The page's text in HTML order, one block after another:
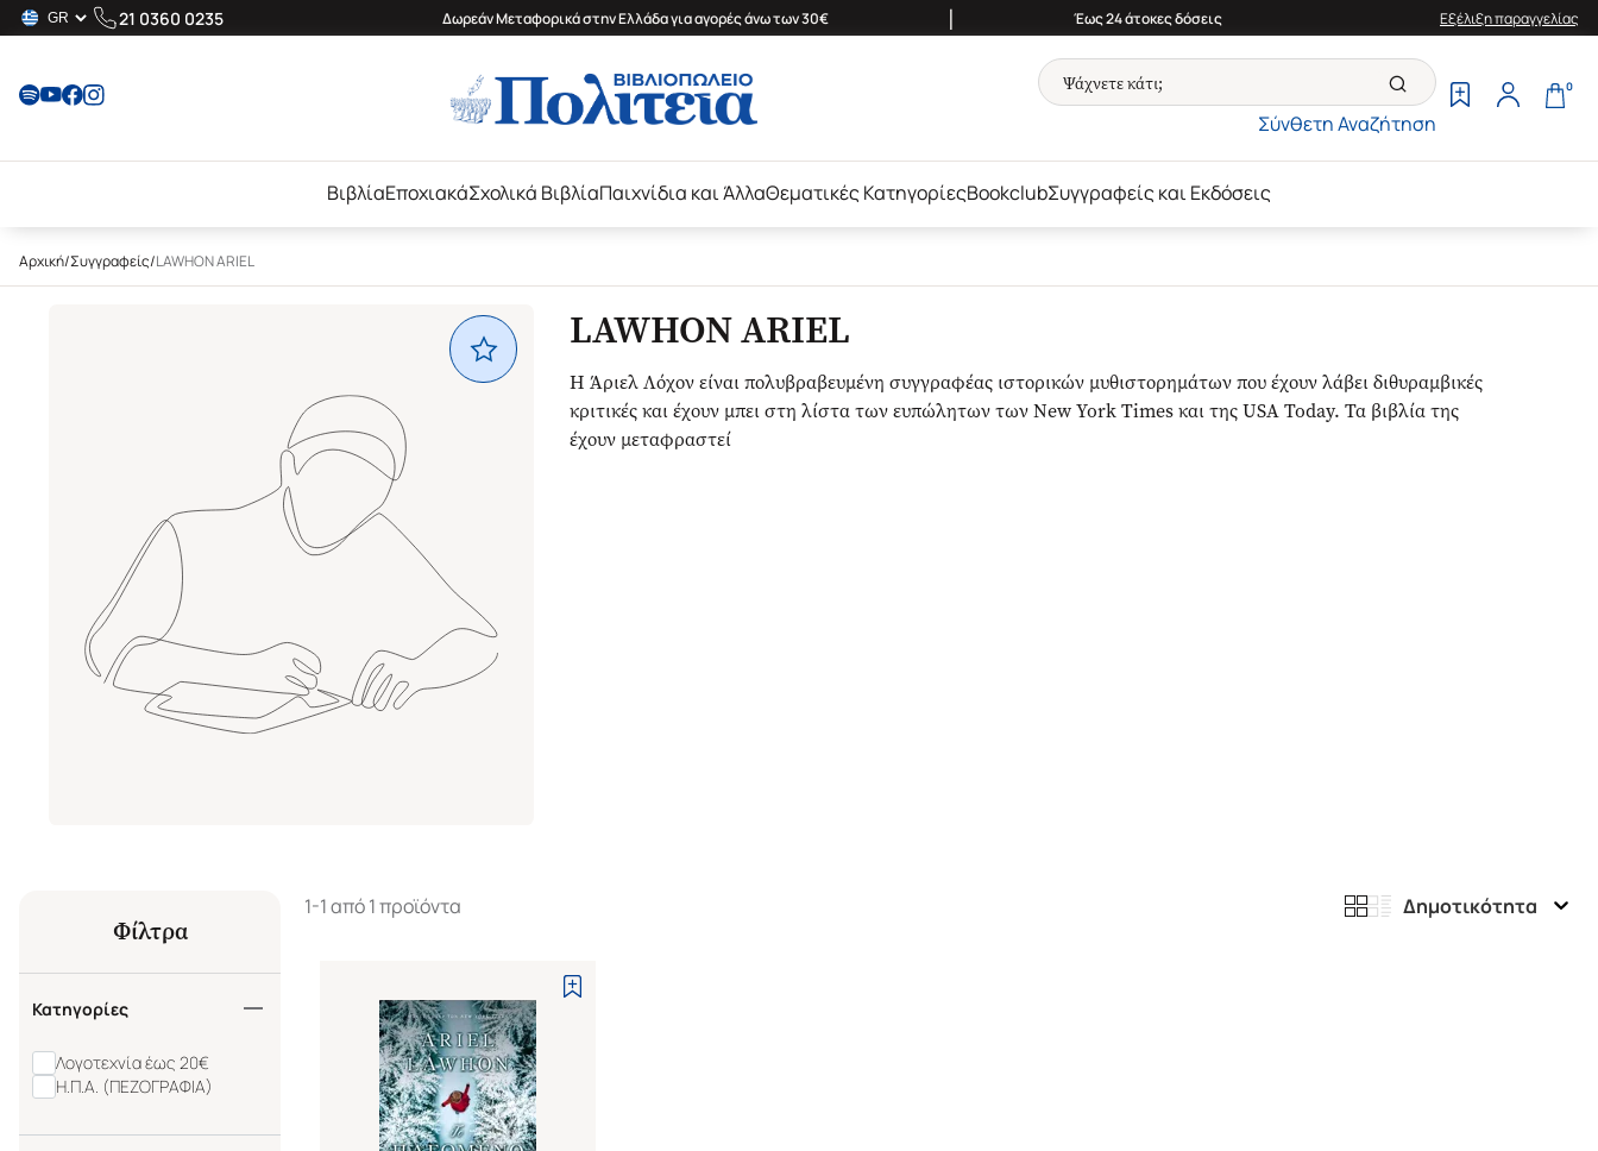
21 0360 0235 Δωρεάν Μεταφορικά στην Ελλάδα για αγορές άνω των 30€ | Έως 24 άτοκες δόσεις Εξέλιξη παραγγελίας
Σύνθετη Αναζήτηση
0
ΒιβλίαΕποχιακάΣχολικά ΒιβλίαΠαιχνίδια και ΆλλαΘεματικές ΚατηγορίεςBookclubΣυγγραφείς και Εκδόσεις
Αρχική/Συγγραφείς/LAWHON ARIEL
LAWHON ARIEL
Η Άριελ Λόχον είναι πολυβραβευμένη συγγραφέας ιστορικών μυθιστορημάτων που έχουν λάβει διθυραμβικές
κριτικές και έχουν μπει στη λίστα των ευπώλητων των New York Times και της USA Today. Τα βιβλία της
έχουν μεταφραστεί
Φίλτρα
Κατηγορίες
Λογοτεχνία έως 20€
Η.Π.Α. (ΠΕΖΟΓΡΑΦΙΑ)
1-1 από 1 προϊόντα Δημοτικότητα